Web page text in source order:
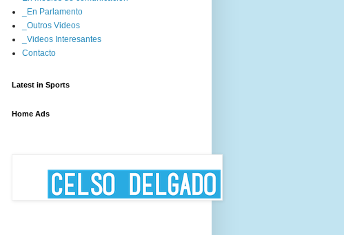
_En Parlamento
_Outros Videos
_Videos Interesantes
Contacto
Latest in Sports
Home Ads